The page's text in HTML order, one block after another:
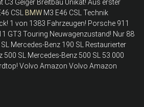
C3 Geiger Breitbau Unikat! Aus erster
CSL BMW M3 E46 CSL Technik
1 von 1383 Fahrzeugen! Porsche 911
GT3 Touring Neuwagenzustand! Nur 88
Mercedes-Benz 190 SL Restaurierter
500 SL Mercedes-Benz 500 SL 53.000
Volvo Amazon Volvo Amazon